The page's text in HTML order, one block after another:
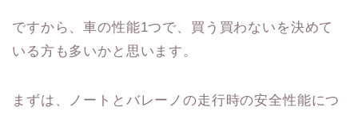
ですから、車の性能1つで、買う買わないを決めて
いる方も多いかと思います。
まずは、ノートとバレーノの走行時の安全性能につ